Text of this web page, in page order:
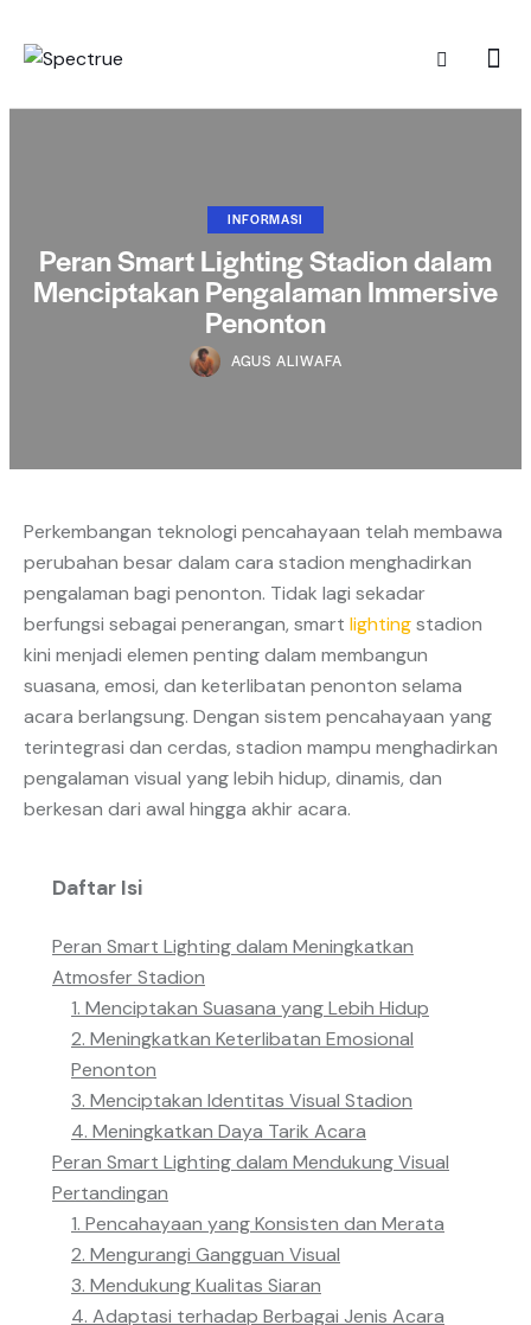
INFORMASI
Peran Smart Lighting Stadion dalam
Menciptakan Pengalaman Immersive
Penonton
AGUS ALIWAFA
Perkembangan teknologi pencahayaan telah membawa
perubahan besar dalam cara stadion menghadirkan
pengalaman bagi penonton. Tidak lagi sekadar
berfungsi sebagai penerangan, smart lightingstadion
kini menjadi elemen penting dalam membangun
suasana, emosi, dan keterlibatan penonton selama
acara berlangsung. Dengan sistem pencahayaan yang
terintegrasi dan cerdas, stadion mampu menghadirkan
pengalaman visual yang lebih hidup, dinamis, dan
berkesan dari awal hingga akhir acara.
Daftar Isi
Peran Smart Lighting dalam Meningkatkan
Atmosfer Stadion
1. Menciptakan Suasana yang Lebih Hidup
2. Meningkatkan Keterlibatan Emosional
Penonton
3. Menciptakan Identitas Visual Stadion
4. Meningkatkan Daya Tarik Acara
Peran Smart Lighting dalam Mendukung Visual
Pertandingan
1. Pencahayaan yang Konsisten dan Merata
2. Mengurangi Gangguan Visual
3. Mendukung Kualitas Siaran
4. Adaptasi terhadap Berbagai Jenis Acara